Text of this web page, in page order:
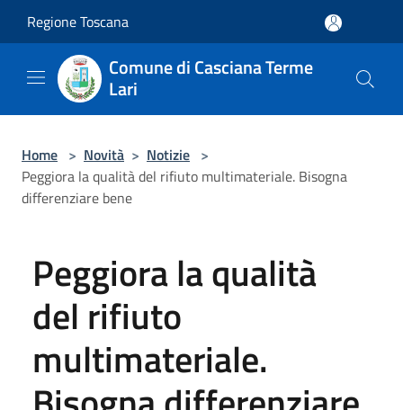
Regione Toscana
Comune di Casciana Terme
Lari
Home > Novità > Notizie >
Peggiora la qualità del rifiuto multimateriale. Bisogna
differenziare bene
Peggiora la qualità
del rifiuto
multimateriale.